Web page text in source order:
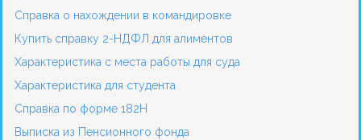
Справка о нахождении в командировке
Купить справку 2-НДФЛ для алиментов
Характеристика с места работы для суда
Характеристика для студента
Справка по форме 182Н
Выписка из Пенсионного фонда